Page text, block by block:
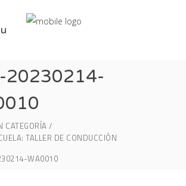
20230214-
CATEGORÍA
TALLER DE CONDUCCIÓN
WA0010